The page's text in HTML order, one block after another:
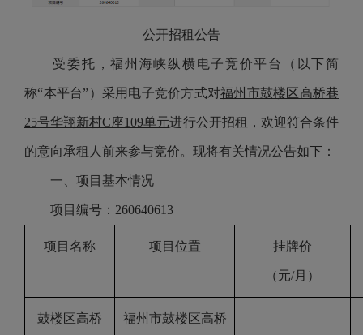
公开招租公告
受委托，福州海峡纵横电子竞价平台（以下简
称“本平台”）采用电子竞价方式对福州市鼓楼区高桥巷
25号华翔新村C座109单元进行公开招租，欢迎符合条件
的意向承租人前来参与竞价。现将有关情况公告如下：
一、项目基本情况
项目编号 ： 260640613
项目名称 项目位置 挂牌价
（元/月）
鼓楼区高桥 福州市鼓楼区高桥